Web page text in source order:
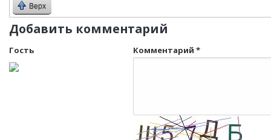
Верх
Добавить комментарий
Гость Комментарий *